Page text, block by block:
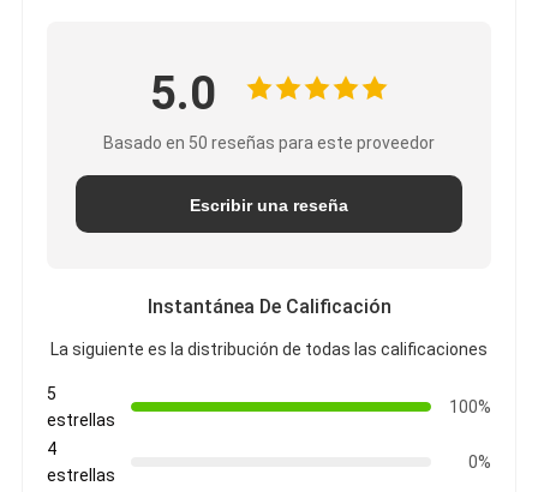
5.0
Basado en 50 reseñas para este proveedor
Escribir una reseña
Instantánea De Calificación
La siguiente es la distribución de todas las calificaciones
5
estrellas
100%
4
estrellas
0%